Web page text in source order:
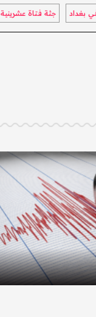
بغداد جثة فتاة عشرينية